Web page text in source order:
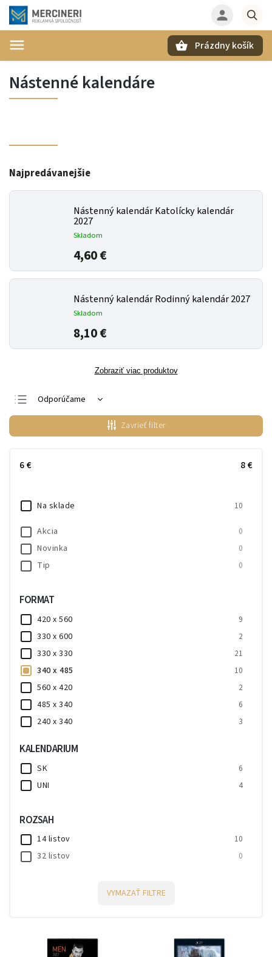
Prázdny košík
Nástenné kalendáre
Najpredávanejšie
Nástenný kalendár Katolícky kalendár
2027
Skladom
4,60 €
Nástenný kalendár Rodinný kalendár 2027
Skladom
8,10 €
Zobraziť viac produktov
Odporúčame
Najlacnejšie
Najdrahšie
Zavrieť filter
6€ 8€
Na sklade 10
Akcia 0
Novinka 0
Tip 0
FORMAT
420 x 560 9
330 x 600 2
330 x 330 21
340 x 485 10
560 x 420 2
485 x 340 6
240 x 340 3
210 x 145
340 x 240 1
280 x 340 1
KALENDARIUM
SK 6
UNI 4
ROZSAH
14 listov 10
32 listov 0
VYMAZAŤ FILTRE